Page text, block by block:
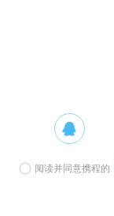
阅读并同意携程的